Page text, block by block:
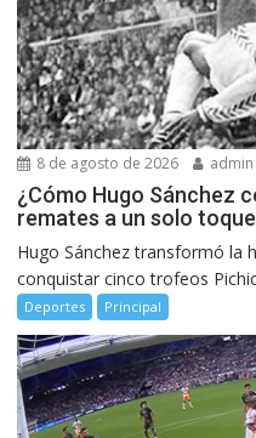
8 de agosto de 2026 admin
¿Cómo Hugo Sánchez
remates a un solo
Hugo Sánchez transformó la
conquistar cinco trofeos
Deportes Principal